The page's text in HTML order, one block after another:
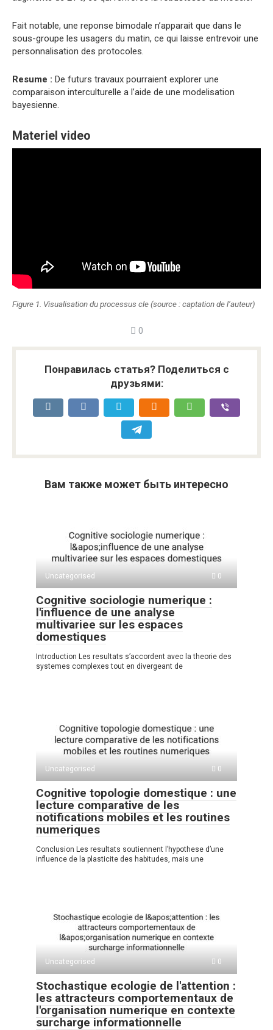
Fait notable, une reponse bimodale n’apparait que dans le
sous-groupe les usagers du matin, ce qui laisse entrevoir une
personnalisation des protocoles.
Resume : De futurs travaux pourraient explorer une
comparaison interculturelle a l’aide de une modelisation
bayesienne.
Materiel video
Figure 1. Visualisation du processus cle (source : captation de l’auteur)
0
Понравилась статья? Поделиться с
друзьями:
Вам также может быть интересно
Uncategorised 0
Cognitive sociologie numerique :
l'influence de une analyse
multivariee sur les espaces
domestiques
Introduction Les resultats s’accordent avec la theorie des
systemes complexes tout en divergeant de
Uncategorised 0
Cognitive topologie domestique : une
lecture comparative de les
notifications mobiles et les routines
numeriques
Conclusion Les resultats soutiennent l’hypothese d’une
influence de la plasticite des habitudes, mais une
Uncategorised 0
Stochastique ecologie de l'attention :
les attracteurs comportementaux de
l'organisation numerique en contexte
surcharge informationnelle